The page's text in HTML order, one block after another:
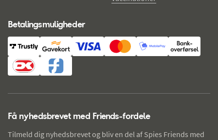
Betalingsmuligheder
Få nyhedsbrevet med Friends-fordele
Tilmeld dig nyhedsbrevet og bliv en del af Spies Friends med